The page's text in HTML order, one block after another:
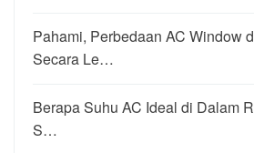
Pahami, Perbedaan AC Window
Secara Le…
Berapa Suhu AC Ideal di Dalam
S…